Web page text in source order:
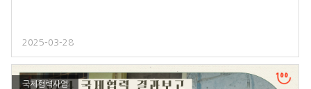
2025-03-28
국제협력사업